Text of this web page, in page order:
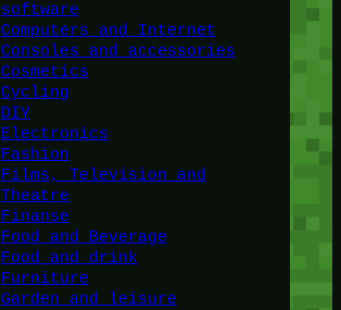
software
Computers and Internet
Consoles and accessories
Cosmetics
Cycling
DIY
Electronics
Fashion
Films, Television and
Theatre
Finanse
Food and Beverage
Food and drink
Furniture
Garden and leisure